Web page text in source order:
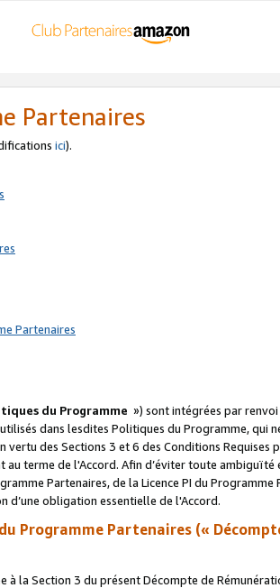
Partenaires
ici).
Partenaires
du Programme ») sont intégrées par renvoi
dans lesdites Politiques du Programme, qui
des Sections 3 et 6 des Conditions Requises
terme de l'Accord. Afin d’éviter toute
Partenaires, de la Licence PI du
d’une obligation essentielle de l'Accord.
Programme Partenaires («
la Section 3 du présent Décompte de